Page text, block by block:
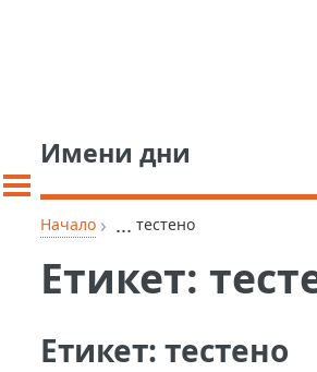
Имени дни
Начало › ... тестено
Етикет:
Етикет:тестено